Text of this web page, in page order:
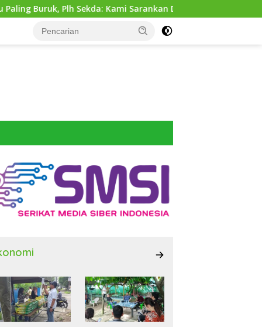
Sekda: Kami Sarankan Dievaluasi